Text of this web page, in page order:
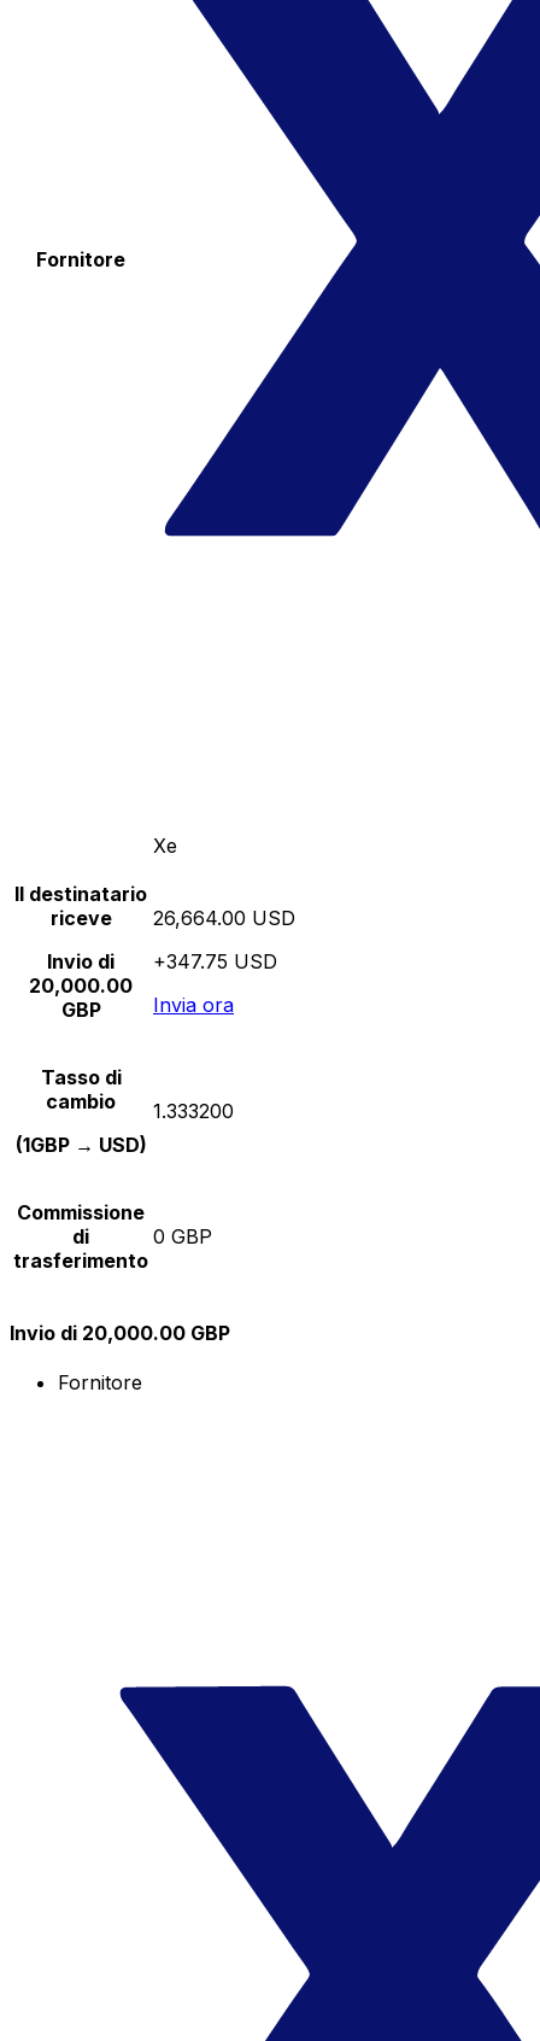
Fornitore
Xe
Il destinatario
riceve
Invio di
20,000.00
GBP
26,664.00 USD
+347.75 USD
Invia ora
Tasso di
cambio
(1GBP → USD)
1.333200
Commissione
di
trasferimento
0 GBP
Invio di 20,000.00 GBP
Fornitore